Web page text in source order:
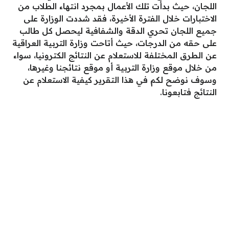
اللجان، حيث بدأت تلك الأعمال بمجرد انتهاء الطلاب من
الاختبارات خلال الفترة الأخيرة، فقد شددت الوزارة على
جميع اللجان تحري الدقة والشفافية ليحصل كل طالب
على حقه من الدرجات، حيث أتاحت وزارة التربية العراقية
عن الطرق المختلفة للاستعلام عن النتائج الكترونيا، سواء
من خلال موقع وزارة التربية أو موقع نتائجنا وغيرها،
وسوف نوضح لكم في هذا التقرير كيفية الاستعلام عن
النتائج فتابعونا.